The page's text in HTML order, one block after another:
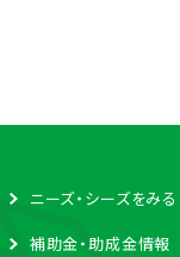
ニーズ・シーズをみる
補助金・助成金情報